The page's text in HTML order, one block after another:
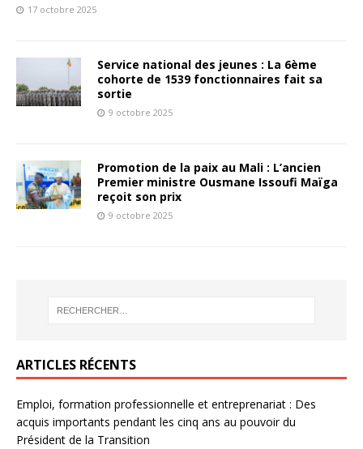
17 octobre 2025
Service national des jeunes : La 6ème
cohorte de 1539 fonctionnaires fait sa
sortie
9 octobre 2025
Promotion de la paix au Mali : L’ancien
Premier ministre Ousmane Issoufi Maïga
reçoit son prix
9 octobre 2025
ARTICLES RÉCENTS
Emploi, formation professionnelle et entreprenariat : Des
acquis importants pendant les cinq ans au pouvoir du
Président de la Transition